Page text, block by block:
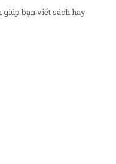
giúp bạn viết sách hay